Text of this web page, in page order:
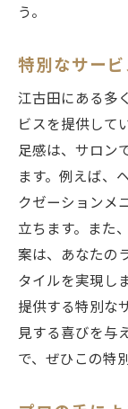
う。
特別なサー
江古田にある多
ビスを提供して
足感は、サロン
ます。例えば、
クゼーションメ
立ちます。また
案は、あなたの
タイルを実現し
提供する特別な
見する喜びを与
で、ぜひこの特